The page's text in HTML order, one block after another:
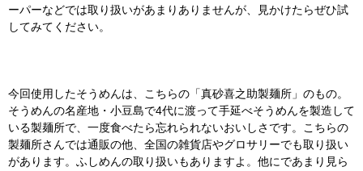
ーパーなどでは取り扱いがあまりありませんが、見かけたらぜひ試
してみてください。
今回使用したそうめんは、こちらの「真砂喜之助製麺所」のもの。
そうめんの名産地・小豆島で4代に渡って手延べそうめんを製造して
いる製麺所で、一度食べたら忘れられないおいしさです。こちらの
製麺所さんでは通販の他、全国の雑貨店やグロサリーでも取り扱い
があります。ふしめんの取り扱いもありますよ。他にであまり見ら